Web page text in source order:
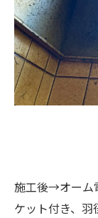
施工後→オーム
ケット付き、